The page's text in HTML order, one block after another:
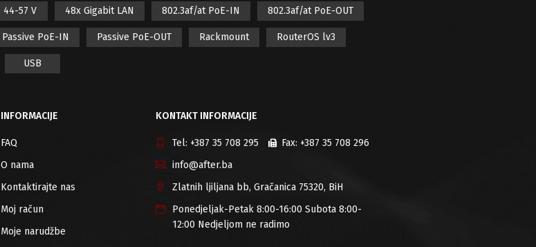
44-57 V 48x Gigabit LAN 802.3af/at PoE-IN 802.3af/at PoE-OUT
Passive PoE-IN Passive PoE-OUT Rackmount RouterOS lv3
USB
INFORMACIJE
FAQ
O nama
Kontaktirajte nas
Moj račun
Moje narudžbe
KONTAKT INFORMACIJE
Tel: +387 35 708 295 Fax: +387 35 708 296
info@after.ba
Zlatnih ljiljana bb, Gračanica 75320, BiH
Ponedjeljak-Petak 8:00-16:00 Subota 8:00-
12:00 Nedjeljom ne radimo